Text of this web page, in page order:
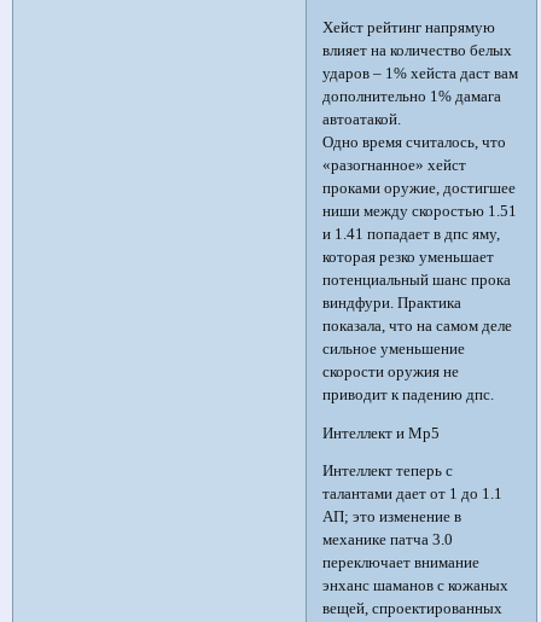
Хейст рейтинг напрямую
влияет на количество белых
ударов – 1% хейста даст вам
дополнительно 1% дамага
автоатакой.
Одно время считалось, что
«разогнанное» хейст
проками оружие, достигшее
ниши между скоростью 1.51
и 1.41 попадает в дпс яму,
которая резко уменьшает
потенциальный шанс прока
виндфури. Практика
показала, что на самом деле
сильное уменьшение
скорости оружия не
приводит к падению дпс.
Интеллект и Mp5
Интеллект теперь с
талантами дает от 1 до 1.1
АП; это изменение в
механике патча 3.0
переключает внимание
энханс шаманов с кожаных
вещей, спроектированных